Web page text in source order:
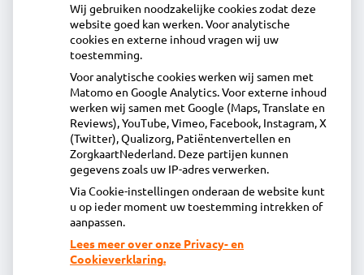
Acdapha Apotheek De Groene Wijzend
Plantage 29, 1695BA Blokker
0229-23 90 36
info@apotheekdegroenewijzend.nl
Inschrijven
Centrale administratie
Heeft u vragen of opmerkingen over uw
Wij gebruiken noodzakelijke cookies zodat deze
website goed kan werken. Voor analytische
cookies en externe inhoud vragen wij uw
toestemming.
Voor analytische cookies werken wij samen met
Matomo en Google Analytics. Voor externe inhoud
werken wij samen met Google (Maps, Translate en
Reviews), YouTube, Vimeo, Facebook, Instagram, X
(Twitter), Qualizorg, Patiëntenvertellen en
ZorgkaartNederland. Deze partijen kunnen
gegevens zoals uw IP-adres verwerken.
Via Cookie-instellingen onderaan de website kunt
u op ieder moment uw toestemming intrekken of
aanpassen.
Lees meer over onze Privacy- en
Cookieverklaring.